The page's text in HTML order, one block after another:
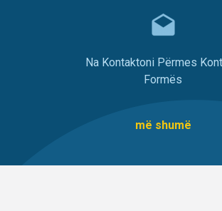
Na Kontaktoni Përmes
Formës
më shumë